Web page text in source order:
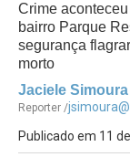
Crime
bairro Parque
segurança
morto
Jaciele Simoura
Reporter /
Publicado em 11